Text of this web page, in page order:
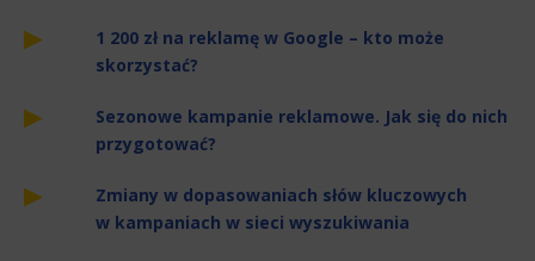
1 200 zł na reklamę w Google – kto może
skorzystać?
Sezonowe kampanie reklamowe. Jak się do nich
przygotować?
Zmiany w dopasowaniach słów kluczowych
w kampaniach w sieci wyszukiwania